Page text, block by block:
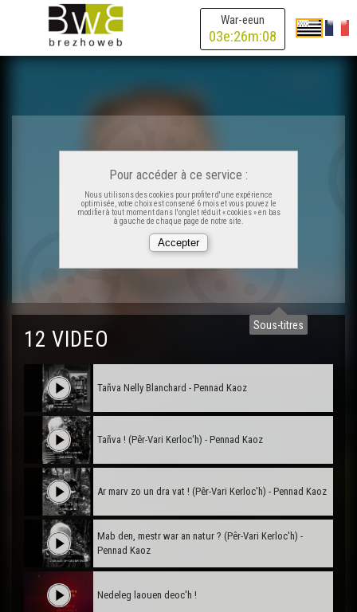
War-eeun
03e:26m:08
Sous-titres
Pour accéder à ce service :
Nous utilisons des cookies pour profiter d'une expérience
optimisée, votre choix est conservé 6 mois et vous pouvez le
modifier à tout moment dans l'onglet réduit « cookies » en bas
à gauche de chaque page de notre site.
12 VIDEO
Tañva Nelly Blanchard - Pennad Kaoz
Tañva ! (Pêr-Vari Kerloc'h) - Pennad Kaoz
Ar marv zo un dra vat ! (Pêr-Vari Kerloc'h) - Pennad Kaoz
Mab den, mestr war an natur ? (Pêr-Vari Kerloc'h) -
Pennad Kaoz
Nedeleg laouen deoc'h !